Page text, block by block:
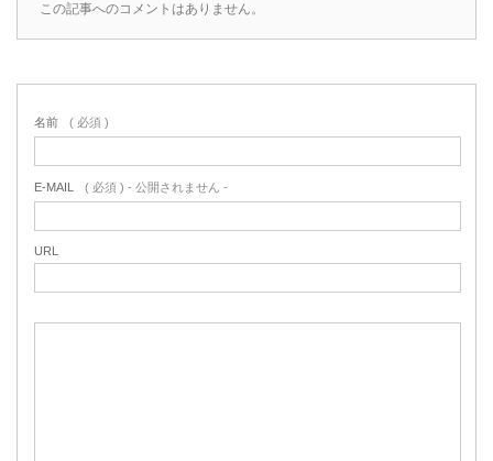
この記事へのコメントはありません。
名前 ( 必須 )
E-MAIL ( 必須 ) - 公開されません -
URL